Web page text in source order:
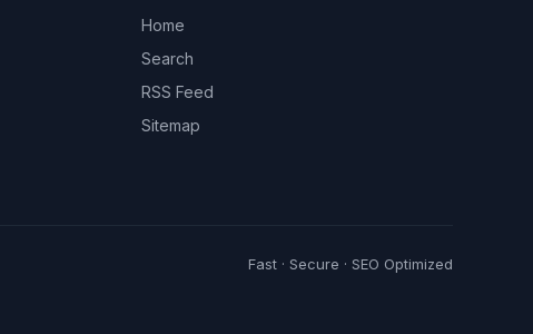
Home
Search
RSS Feed
Sitemap
Fast · Secure · SEO Optimized